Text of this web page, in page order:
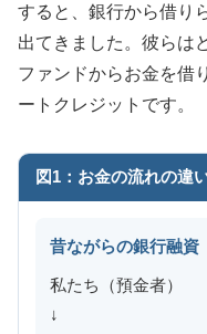
すると、銀行から借り
出てきました。彼らは
ファンドからお金を借
ートクレジットです。
図1：お金の流れの違
昔ながらの銀行融資
私たち（預金者）
↓